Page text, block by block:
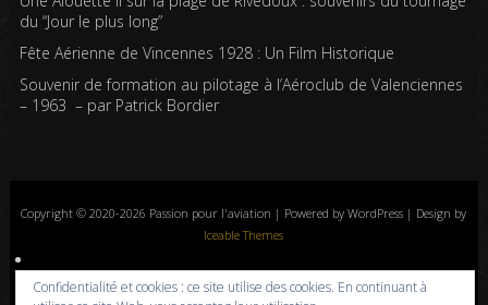
du “Jour le plus long”
Fête Aérienne de Vincennes 1928 : Un Film Historique
Souvenir de formation au pilotage à l’Aéroclub de Valenciennes
– 1963 – par Patrick Bordier
Copyright © 2020-2026 Passion pour l'aviation | Powered by WordPress | Design by
Iceable Themes
Accueil Blog Albums photos Histoires de l’aviation
Contrôle aérien
Livres
Liens Contact Politique de confidentialité
Confidentialité et cookies : ce site utilise des cookies. En continuant à